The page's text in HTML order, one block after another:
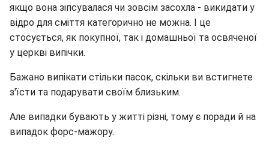
якщо вона зіпсувалася чи зовсім засохла - викидати у
відро для сміття категорично не можна. І це
стосується, як покупної, так і домашньої та освяченої
у церкві випічки.
Бажано випікати стільки пасок, скільки ви встигнете
з'їсти та подарувати своїм близьким.
Але випадки бувають у житті різні, тому є поради й на
випадок форс-мажору.